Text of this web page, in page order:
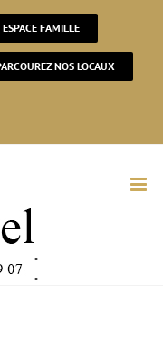
ESPACE FAMILLE
NOS LOCAUX